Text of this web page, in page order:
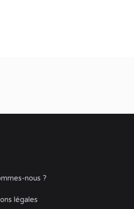
nous ?
légales